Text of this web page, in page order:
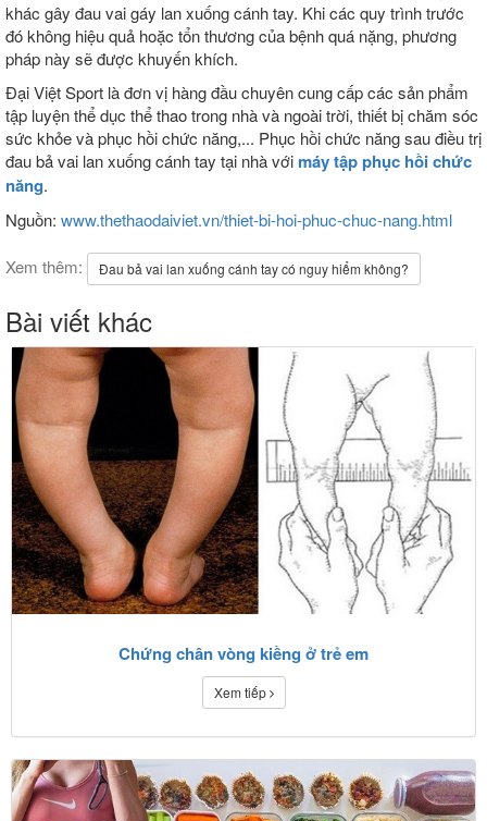
khác gây đau vai gáy lan xuống cánh tay. Khi các quy trình trước
đó không hiệu quả hoặc tổn thương của bệnh quá nặng, phương
pháp này sẽ được khuyến khích.
Đại Việt Sport là đơn vị hàng đầu chuyên cung cấp các sản phẩm
tập luyện thể dục thể thao trong nhà và ngoài trời, thiết bị chăm sóc
sức khỏe và phục hồi chức năng,... Phục hồi chức năng sau điều trị
đau bả vai lan xuống cánh tay tại nhà với máy tập phục hồi chức
năng.
Nguồn: www.thethaodaiviet.vn/thiet-bi-hoi-phuc-chuc-nang.html
Xem thêm: Đau bả vai lan xuống cánh tay có nguy hiểm không?
Bài viết khác
Chứng chân vòng kiềng ở trẻ em
Xem tiếp